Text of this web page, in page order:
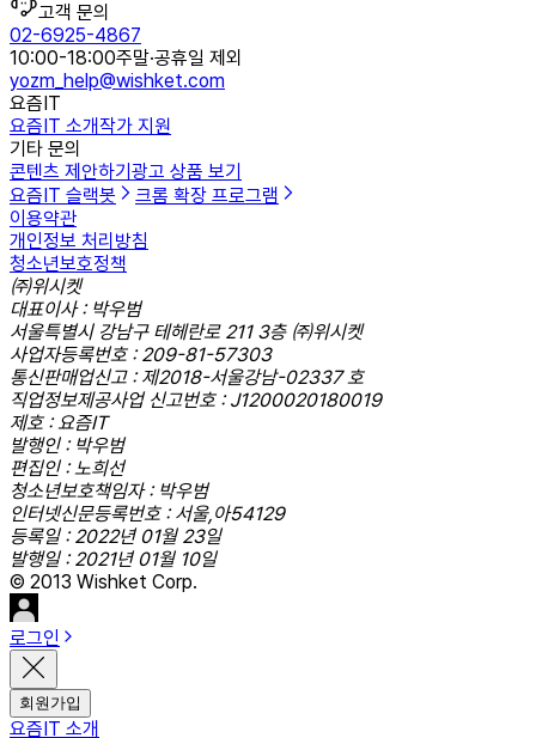
고객 문의
02-6925-4867
10:00-18:00주말·공휴일 제외
yozm_help@wishket.com
요즘IT
요즘IT 소개작가 지원
기타 문의
콘텐츠 제안하기 광고 상품 보기
요즘IT 슬랙봇
크롬 확장 프로그램
이용약관
개인정보 처리방침
청소년보호정책
㈜위시켓
대표이사 : 박우범
서울특별시 강남구 테헤란로 211 3층 ㈜위시켓
사업자등록번호 : 209-81-57303
통신판매업신고 : 제2018-서울강남-02337 호
직업정보제공사업 신고번호 : J1200020180019
제호 : 요즘IT
발행인 : 박우범
편집인 : 노희선
청소년보호책임자 : 박우범
인터넷신문등록번호 : 서울,아54129
등록일 : 2022년 01월 23일
발행일 : 2021년 01월 10일
© 2013 Wishket Corp.
로그인
회원가입
요즘IT 소개